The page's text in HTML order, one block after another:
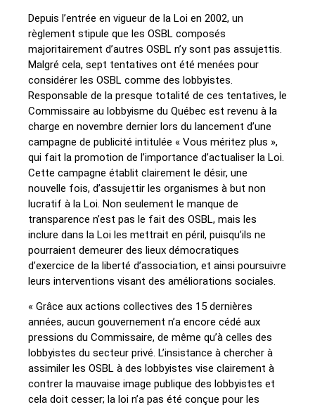
Depuis l’entrée en vigueur de la Loi en 2002, un
règlement stipule que les OSBL composés
majoritairement d’autres OSBL n’y sont pas assujettis.
Malgré cela, sept tentatives ont été menées pour
considérer les OSBL comme des lobbyistes.
Responsable de la presque totalité de ces tentatives, le
Commissaire au lobbyisme du Québec est revenu à la
charge en novembre dernier lors du lancement d’une
campagne de publicité intitulée « Vous méritez plus »,
qui fait la promotion de l’importance d’actualiser la Loi.
Cette campagne établit clairement le désir, une
nouvelle fois, d’assujettir les organismes à but non
lucratif à la Loi. Non seulement le manque de
transparence n’est pas le fait des OSBL, mais les
inclure dans la Loi les mettrait en péril, puisqu’ils ne
pourraient demeurer des lieux démocratiques
d’exercice de la liberté d’association, et ainsi poursuivre
leurs interventions visant des améliorations sociales.
« Grâce aux actions collectives des 15 dernières
années, aucun gouvernement n’a encore cédé aux
pressions du Commissaire, de même qu’à celles des
lobbyistes du secteur privé. L’insistance à chercher à
assimiler les OSBL à des lobbyistes vise clairement à
contrer la mauvaise image publique des lobbyistes et
cela doit cesser; la loi n’a pas été conçue pour les